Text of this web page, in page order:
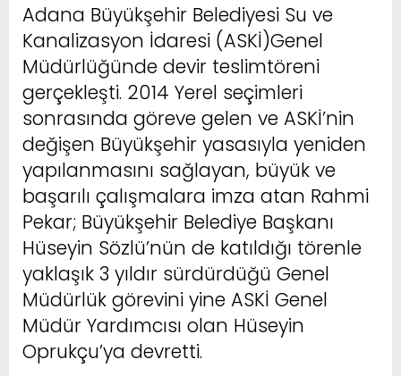
Adana Büyükşehir Belediyesi Su ve
Kanalizasyon İdaresi (ASKİ)Genel
Müdürlüğünde devir teslimtöreni
gerçekleşti. 2014 Yerel seçimleri
sonrasında göreve gelen ve ASKİ’nin
değişen Büyükşehir yasasıyla yeniden
yapılanmasını sağlayan, büyük ve
başarılı çalışmalara imza atan Rahmi
Pekar; Büyükşehir Belediye Başkanı
Hüseyin Sözlü’nün de katıldığı törenle
yaklaşık 3 yıldır sürdürdüğü Genel
Müdürlük görevini yine ASKİ Genel
Müdür Yardımcısı olan Hüseyin
Oprukçu’ya devretti.